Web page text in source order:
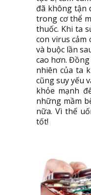
đã không tận
trong cơ thể
thuốc. Khi ta
con virus cảm
và buộc lần
cao hơn.
nhiên của ta
cũng suy yếu
khỏe mạnh
những mầm
nữa. Vì thế
tốt!